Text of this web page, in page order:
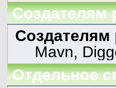
Создателям
Создателям
Mavn,
Отдельное